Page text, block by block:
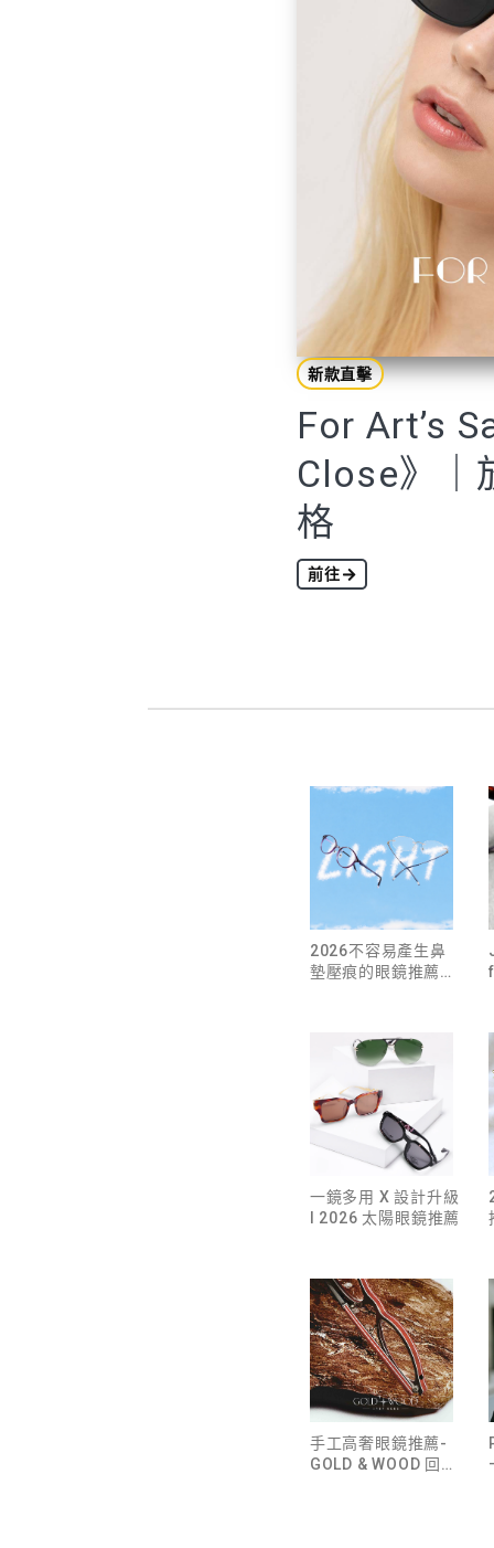
新款直擊
For Art’s
Close》｜
格
前往
2026不容易產生鼻
墊壓痕的眼鏡推薦｜
一鏡多用 X 設計升級
l 2026 太陽眼鏡推薦
手工高奢眼鏡推薦-
GOLD & WOOD 回歸